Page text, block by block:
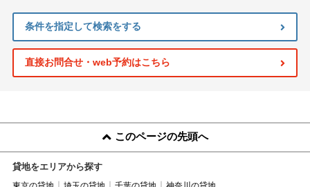
条件を指定して検索をする
直接お問合せ・web予約はこちら
このページの先頭へ
貸地をエリアから探す